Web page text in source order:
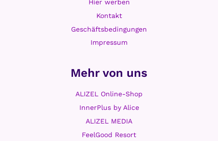
Mehr von uns
ALIZEL Online-Shop
InnerPlus by Alice
ALIZEL MEDIA
FeelGood Resort
Hier werben
Kontakt
Geschäftsbedingungen
Impressum